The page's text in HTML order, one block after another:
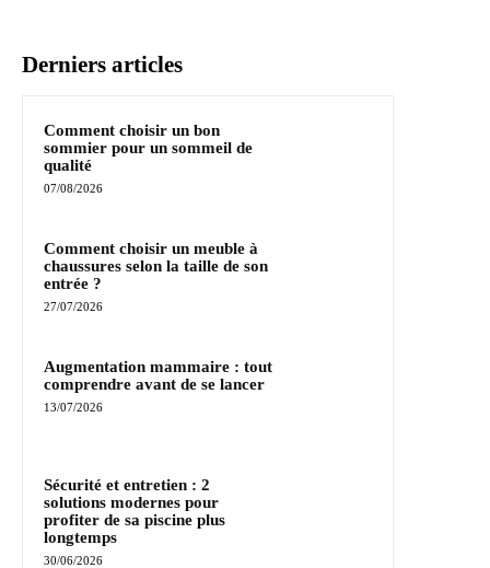
Derniers articles
Comment choisir un bon
sommier pour un sommeil de
qualité
07/08/2026
Comment choisir un meuble à
chaussures selon la taille de son
entrée ?
27/07/2026
Augmentation mammaire : tout
comprendre avant de se lancer
13/07/2026
Sécurité et entretien : 2
solutions modernes pour
profiter de sa piscine plus
longtemps
30/06/2026